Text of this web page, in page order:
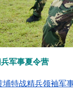
军事夏令营
埔特战精兵领袖军